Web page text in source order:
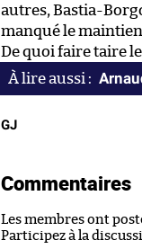
autres, Bastia-
manqué le
De quoi faire taire
GJ
Commentaires
Les membres ont
Participez à la